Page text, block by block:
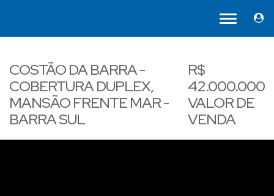
COSTÃO DA BARRA -
COBERTURA DUPLEX,
MANSÃO FRENTE MAR -
BARRA SUL
R$
42.000.000
VALOR DE
VENDA